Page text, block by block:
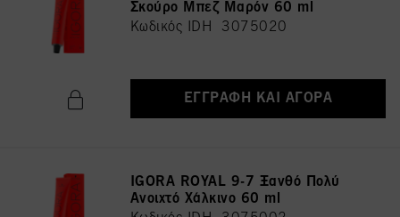
Σκούρο Μπεζ Μαρόν 60 ml
Κωδικός IDH 3075020
ΕΓΓΡΑΦΉ ΚΑΙ ΑΓΟΡΆ
IGORA ROYAL 9-7 Ξανθό Πολύ
Ανοιχτό Χάλκινο 60 ml